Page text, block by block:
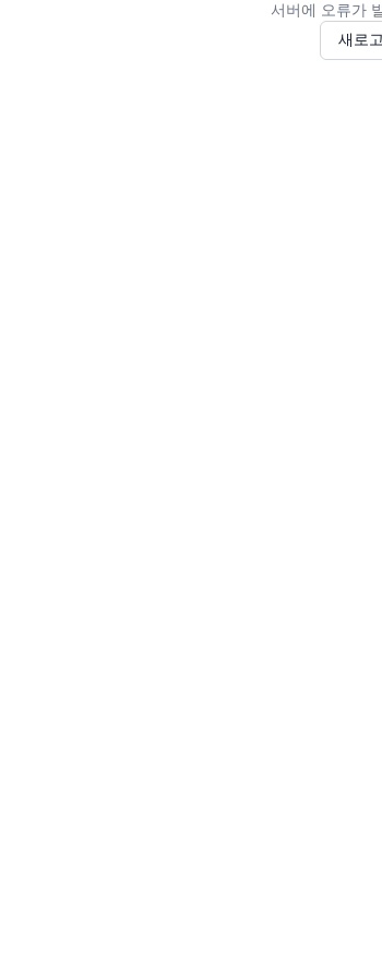
서버에 오류가
새로